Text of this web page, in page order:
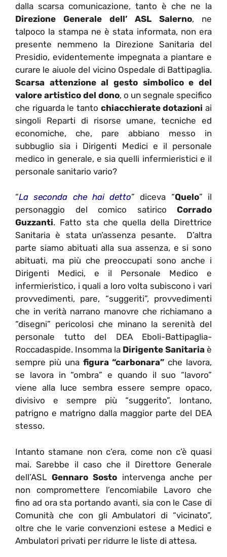
dalla scarsa comunicazione, tanto è che ne la
Direzione Generale dell’ ASL Salerno, ne
talpoco la stampa ne è stata informata, non era
presente nemmeno la Direzione Sanitaria del
Presidio, evidentemente impegnata a piantare e
curare le aiuole del vicino Ospedale di Battipaglia.
Scarsa attenzione al gesto simbolico e del
valore artistico del dono, o un segnale specifico
che riguarda le tanto chiacchierate dotazioni ai
singoli Reparti di risorse umane, tecniche ed
economiche, che, pare abbiano messo in
subbuglio sia i Dirigenti Medici e il personale
medico in generale, e sia quelli infermieristici e il
personale sanitario vario?
“La seconda che hai detto” diceva “Quelo” il
personaggio del comico satirico Corrado
Guzzanti. Fatto sta che quella della Direttrice
Sanitaria è stata un’assenza pesante. D’altra
parte siamo abituati alla sua assenza, e si sono
abituati, ma più che preoccupati sono anche i
Dirigenti Medici, e il Personale Medico e
infermieristico, i quali a loro volta subiscono i vari
provvedimenti, pare, “suggeriti”, provvedimenti
che in verità narrano manovre che richiamano a
“disegni” pericolosi che minano la serenità del
personale tutto del DEA Eboli-Battipaglia-
Roccadaspide. Insomma la Dirigente Sanitaria è
sempre più una figura “carbonara” che lavora,
se lavora in “ombra” e quando il suo “lavoro”
viene alla luce sembra essere sempre opaco,
divisivo e sempre più “suggerito”, lontano,
patrigno e matrigno dalla maggior parte del DEA
stesso.
Intanto stamane non c’era, come non c’è quasi
mai. Sarebbe il caso che il Direttore Generale
dell’ASLGennaro Sosto intervenga anche per
non compromettere l’encomiabile Lavoro che
fino ad ora sta portando avanti, sia con le Case di
Comunità che con gli Ambulatori di “vicinato”,
oltre che le varie convenzioni estese a Medici e
Ambulatori privati per ridurre le liste di attesa.